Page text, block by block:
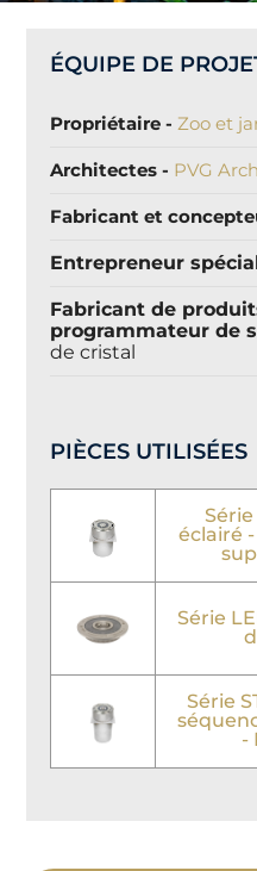
ÉQUIPE DE
Propriétaire -Zoo et
Architectes - PVG
Fabricant et
Entrepreneur
Fabricant de
programmateur de
de cristal
PIÈCES UTILISÉES
éclairé
Série
Série
-